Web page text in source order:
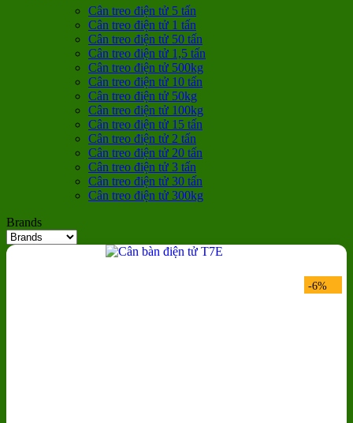
Cân treo điện tử 5 tấn
Cân treo điện tử 1 tấn
Cân treo điện tử 50 tấn
Cân treo điện tử 1,5 tấn
Cân treo điện tử 500kg
Cân treo điện tử 10 tấn
Cân treo điện tử 50kg
Cân treo điện tử 100kg
Cân treo điện tử 15 tấn
Cân treo điện tử 2 tấn
Cân treo điện tử 20 tấn
Cân treo điện tử 3 tấn
Cân treo điện tử 30 tấn
Cân treo điện tử 300kg
Brands
-6%